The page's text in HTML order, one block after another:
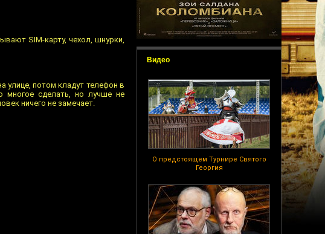
Видео
О предстоящем Турнире Святого
Георгия
SIM-карту, чехол, шнурки,
улице, потом кладут телефон в
многое сделать, но лучше не
ничего не замечает.